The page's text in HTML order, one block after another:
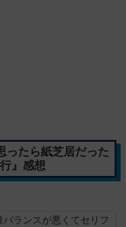
ったら紙芝居だった
』感想
バランスが悪くてセリフ